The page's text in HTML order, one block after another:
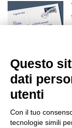
Questo
dati
utenti
Con il tuo
tecnologie simili